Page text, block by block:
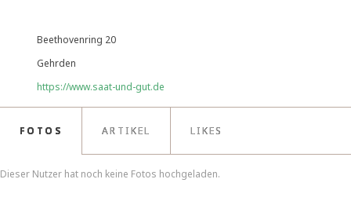
Beethovenring 20
Gehrden
https://www.saat-und-gut.de
FOTOS ARTIKEL LIKES
Dieser Nutzer hat noch keine Fotos hochgeladen.